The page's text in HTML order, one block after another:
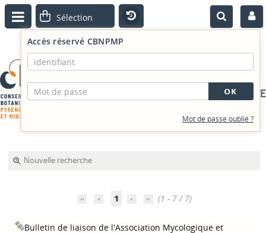
PORTAIL DOCUMENTAIRE
Accès réservé CBNPMP
Mot de passe oublié ?
Nouvelle recherche
1 (1 - 7 / 7)
Bulletin de liaison de l'Association Mycologique et